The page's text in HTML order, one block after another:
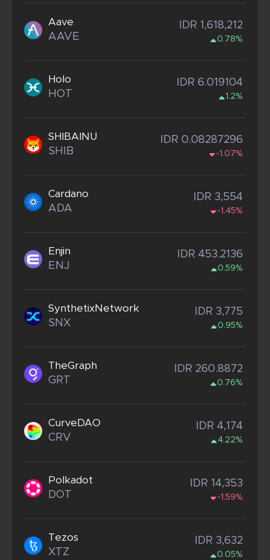
Aave
AAVE
IDR 1,618,212
0.78%
Holo
HOT
IDR 6.019104
1.2%
SHIBAINU
SHIB
IDR 0.08287296
-1.07%
Cardano
ADA
IDR 3,554
-1.45%
Enjin
ENJ
IDR 453.2136
0.59%
SynthetixNetwork
SNX
IDR 3,775
0.95%
TheGraph
GRT
IDR 260.8872
0.76%
CurveDAO
CRV
IDR 4,174
4.22%
Polkadot
DOT
IDR 14,353
-1.59%
Tezos
XTZ
IDR 3,632
0.05%